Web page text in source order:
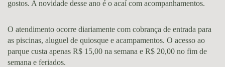
gostos. A novidade desse ano é o acaí com acompanhamentos.
O atendimento ocorre diariamente com cobrança de entrada para
as piscinas, aluguel de quiosque e acampamentos. O acesso ao
parque custa apenas R$ 15,00 na semana e R$ 20,00 no fim de
semana e feriados.